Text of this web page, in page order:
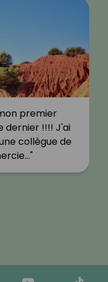
premier
dernier !!!! J'ai
collègue de